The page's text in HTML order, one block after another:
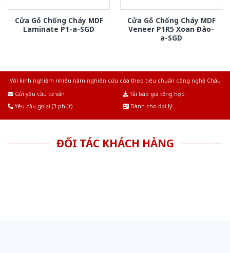
Cửa Gỗ Chống Cháy MDF
Laminate P1-a-SGD
Cửa Gỗ Chống Cháy MDF
Veneer P1R5 Xoan Đào-
a-SGD
Với kinh nghiệm nhiêu năm nghiên cứu cửa theo tiêu chuẩn công nghệ Châu
Gửi yêu cầu tư vấn
Tải báo giá tổng hợp
Yêu cầu gọi lại (3 phút)
Dành cho đại lý
ĐỐI TÁC KHÁCH HÀNG